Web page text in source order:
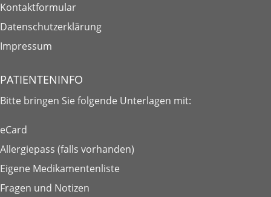
Kontaktformular
Datenschutzerklärung
Impressum
PATIENTENINFO
Bitte bringen Sie folgende Unterlagen mit:
eCard
Allergiepass (falls vorhanden)
Eigene Medikamentenliste
Fragen und Notizen